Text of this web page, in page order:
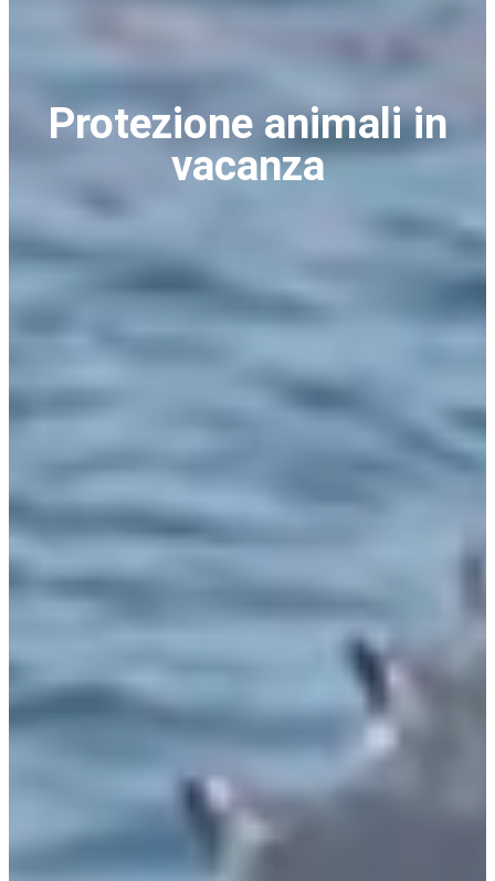
Protezione animali in
vacanza